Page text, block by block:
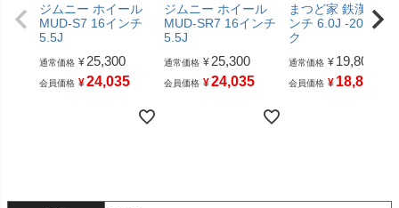
ジムニー ホイール
MUD-S7 16インチ
5.5J
通常価格 ¥ 25,300
会員価格 ¥24,035
ジムニー ホイール
MUD-SR7 16インチ
5.5J
通常価格 ¥ 25,300
会員価格 ¥24,035
まつど家 鉄漢 16イ
ンチ 6.0J -20 ブラ
ク
通常価格 ¥ 19,800
会員価格 ¥ 18,810